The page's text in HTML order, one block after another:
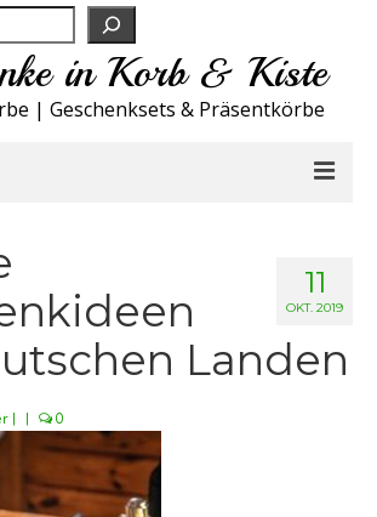
in Korb & Kiste
| Geschenksets & Präsentkörbe
11
OKT. 2019
Landen
| | 0